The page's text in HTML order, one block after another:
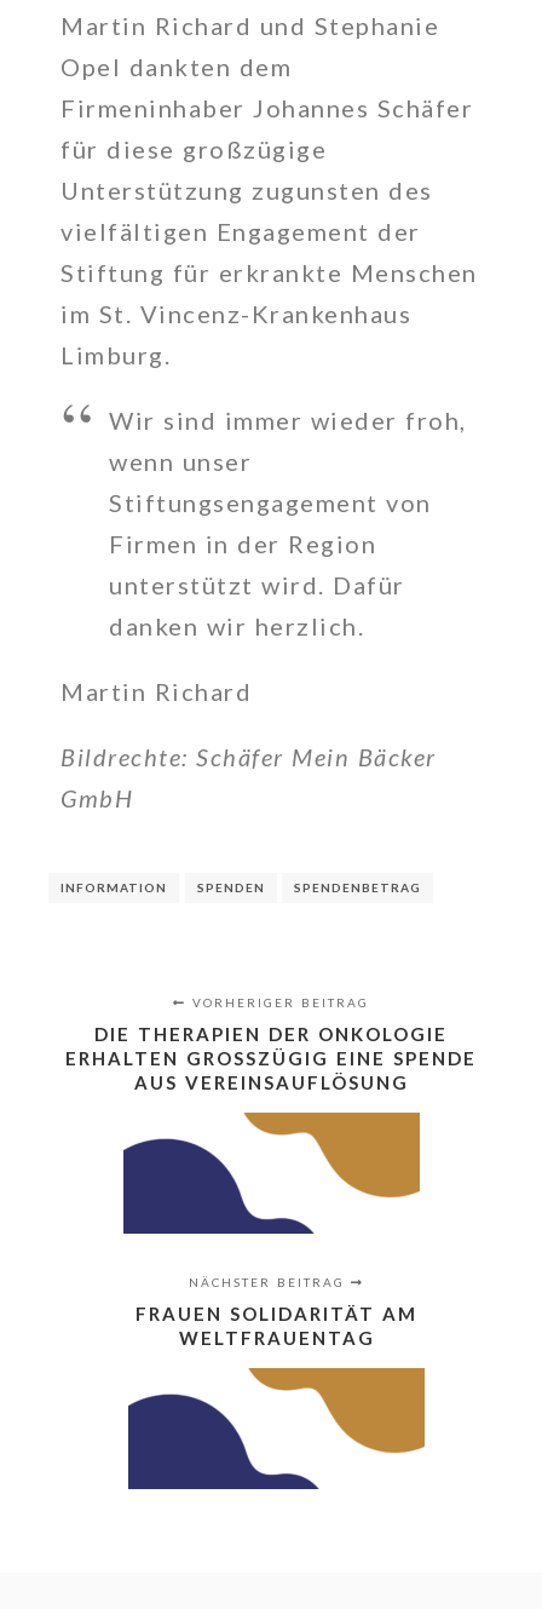
Martin Richard und Stephanie
Opel dankten dem
Firmeninhaber Johannes Schäfer
für diese großzügige
Unterstützung zugunsten des
vielfältigen Engagement der
Stiftung für erkrankte Menschen
im St. Vincenz-Krankenhaus
Limburg.
Wir sind immer wieder froh,
wenn unser
Stiftungsengagement von
Firmen in der Region
unterstützt wird. Dafür
danken wir herzlich.
Martin Richard
Bildrechte: Schäfer Mein Bäcker
GmbH
INFORMATION SPENDEN SPENDENBETRAG
VORHERIGER BEITRAG
DIE THERAPIEN DER ONKOLOGIE
ERHALTEN GROSSZÜGIG EINE SPENDE A
US VEREINSAUFLÖSUNG
NÄCHSTER BEITRAG
FRAUEN SOLIDARITÄT AM
WELTFRAUENTAG